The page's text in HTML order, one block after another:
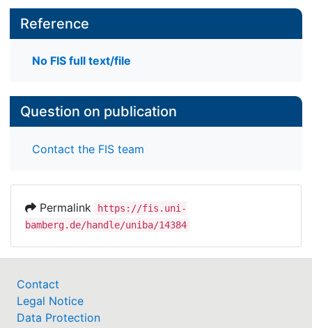
Reference
No FIS full text/file
Question on publication
Contact the FIS team
Permalink
https://fis.uni-
bamberg.de/handle/uniba/14384
Contact
Legal Notice
Data Protection